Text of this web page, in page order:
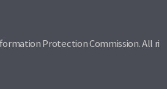
Protection Commission. All ri